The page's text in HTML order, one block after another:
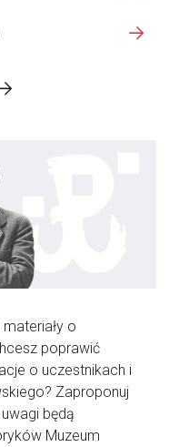
o
poprawić
o uczestnikach i
Zaproponuj
będą
Muzeum